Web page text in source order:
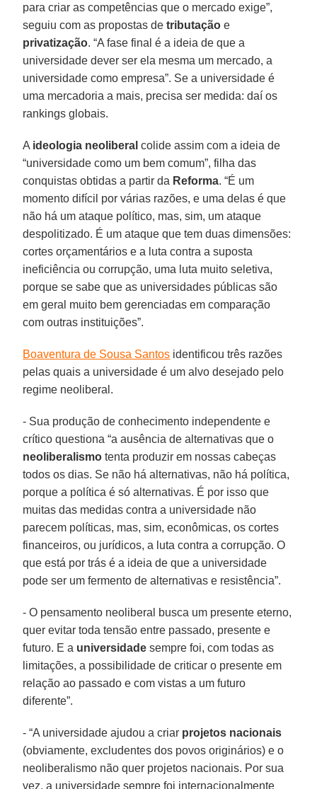
para criar as competências que o mercado exige”,
seguiu com as propostas detributaçãoe
privatização. “A fase final é a ideia de que a
universidade dever ser ela mesma um mercado, a
universidade como empresa”. Se a universidade é
uma mercadoria a mais, precisa ser medida: daí os
rankings globais.
A ideologia neoliberal colide assim com a ideia de
“universidade como um bem comum”, filha das
conquistas obtidas a partir da Reforma. “É um
momento difícil por várias razões, e uma delas é que
não há um ataque político, mas, sim, um ataque
despolitizado. É um ataque que tem duas dimensões:
cortes orçamentários e a luta contra a suposta
ineficiência ou corrupção, uma luta muito seletiva,
porque se sabe que as universidades públicas são
em geral muito bem gerenciadas em comparação
com outras instituições”.
Boaventura de Sousa Santos identificou três razões
pelas quais a universidade é um alvo desejado pelo
regime neoliberal.
- Sua produção de conhecimento independente e
crítico questiona “a ausência de alternativas que o
neoliberalismo tenta produzir em nossas cabeças
todos os dias. Se não há alternativas, não há política,
porque a política é só alternativas. É por isso que
muitas das medidas contra a universidade não
parecem políticas, mas, sim, econômicas, os cortes
financeiros, ou jurídicos, a luta contra a corrupção. O
que está por trás é a ideia de que a universidade
pode ser um fermento de alternativas e resistência”.
- O pensamento neoliberal busca um presente eterno,
quer evitar toda tensão entre passado, presente e
futuro. E a universidade sempre foi, com todas as
limitações, a possibilidade de criticar o presente em
relação ao passado e com vistas a um futuro
diferente”.
- “A universidade ajudou a criar projetos nacionais
(obviamente, excludentes dos povos originários) e o
neoliberalismo não quer projetos nacionais. Por sua
vez, a universidade sempre foi internacionalmente